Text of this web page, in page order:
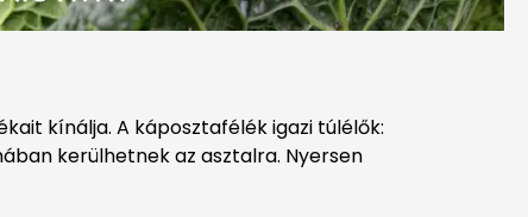
kínálja. A káposztafélék igazi túlélők:
kerülhetnek az asztalra. Nyersen